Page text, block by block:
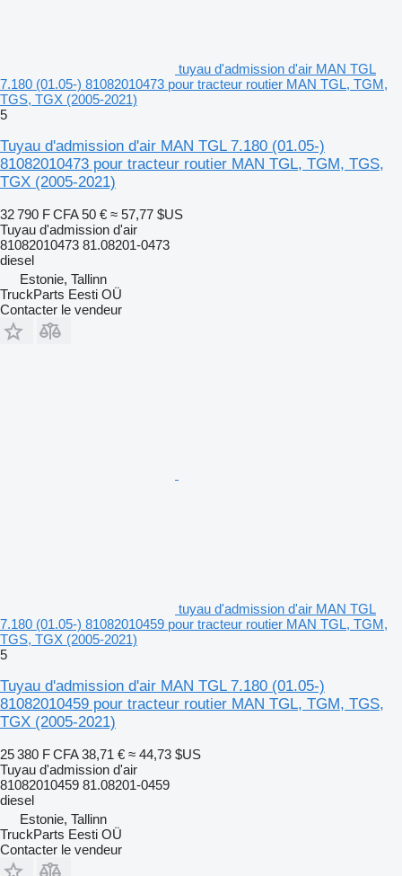
tuyau d'admission d'air MAN TGL
7.180 (01.05-) 81082010473 pour tracteur routier MAN TGL, TGM,
TGS, TGX (2005-2021)
5
Tuyau d'admission d'air MAN TGL 7.180 (01.05-)
81082010473 pour tracteur routier MAN TGL, TGM, TGS,
TGX (2005-2021)
32 790 F CFA 50 € ≈ 57,77 $US
Tuyau d'admission d'air
81082010473 81.08201-0473
diesel
Estonie, Tallinn
TruckParts Eesti OÜ
Contacter le vendeur
tuyau d'admission d'air MAN TGL
7.180 (01.05-) 81082010459 pour tracteur routier MAN TGL, TGM,
TGS, TGX (2005-2021)
5
Tuyau d'admission d'air MAN TGL 7.180 (01.05-)
81082010459 pour tracteur routier MAN TGL, TGM, TGS,
TGX (2005-2021)
25 380 F CFA 38,71 € ≈ 44,73 $US
Tuyau d'admission d'air
81082010459 81.08201-0459
diesel
Estonie, Tallinn
TruckParts Eesti OÜ
Contacter le vendeur